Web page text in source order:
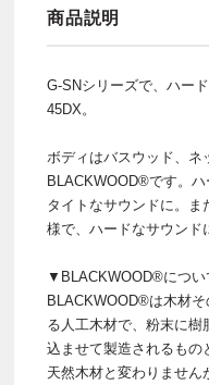
商品説明
G-SNシリーズで、ハー
45DX。
ボディはバスウッド、ネ
BLACKWOOD®です。
タイトなサウンドに。
様で、ハードなサウンド
▼BLACKWOOD®につい
BLACKWOOD®は木材
る人工木材で、粉末に
込ませて製造されるもの
天然木材と変わりませ